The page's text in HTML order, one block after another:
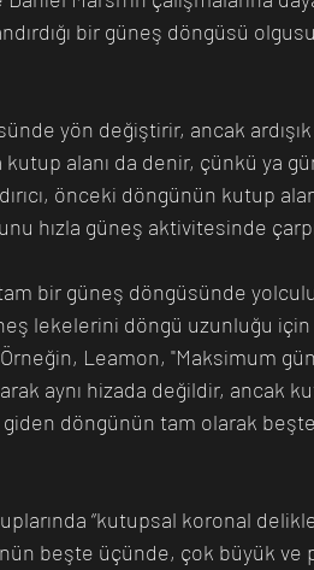
bir güneş döngüsü
yön değiştirir, ancak
alanı da denir, çünkü ya
önceki döngünün kutup
hızla güneş aktivitesinde
bir güneş döngüsünde
lekelerini döngü uzunluğu için
Leamon, "Maksimum
aynı hizada değildir, ancak
giden döngünün tam olarak
“kutupsal koronal
beşte üçünde, çok büyük ve